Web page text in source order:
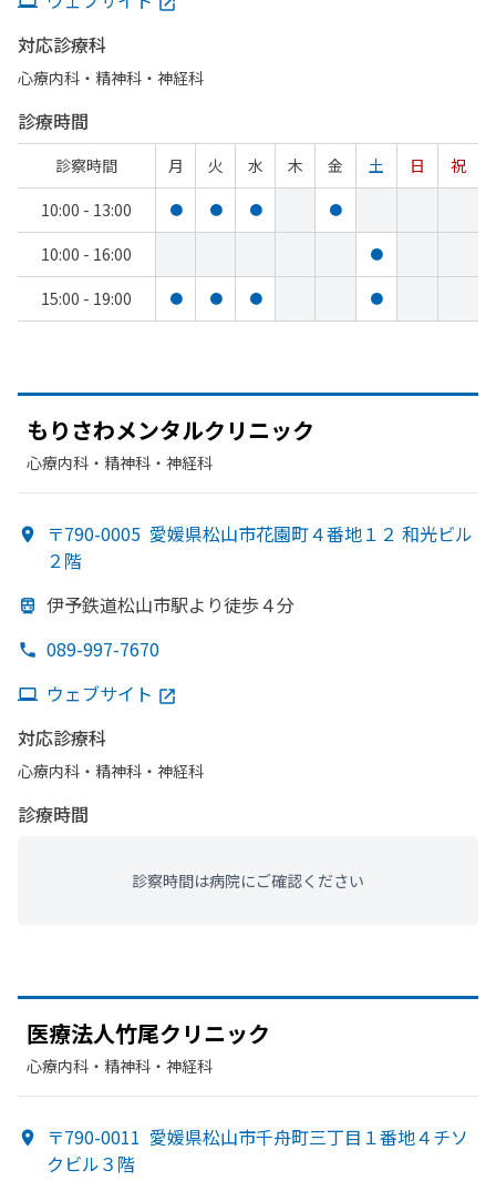
対応診療科
心療内科・​精神科・神経科
診療時間
診察時間 月 火 水 木 金 土 日
祝
10:00 - 13:00
● ● ● ●
10:00 - 16:00 ●
15:00 - 19:00 ● ● ● ●
もりさわメンタルクリニック
心療内科・​精神科・神経科
〒790-0005 愛媛県松山市花園町４番地１２ 和光ビル
２階
伊予鉄道松山市駅より徒歩４分
089-997-7670
ウェブサイト
対応診療科
心療内科・​精神科・神経科
診療時間
診察時間は病院にご確認ください
医療法人竹尾クリニック
心療内科・​精神科・神経科
〒790-0011 愛媛県松山市千舟町三丁目１番地４チソ
クビル３階